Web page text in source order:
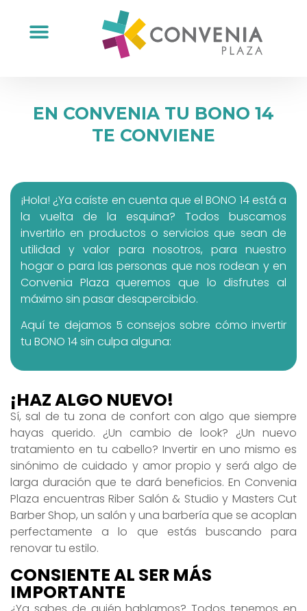
EN CONVENIA TU BONO 14
TE CONVIENE
¡Hola! ¿Ya caíste en cuenta que el BONO 14 está a
la vuelta de la esquina? Todos buscamos
invertirlo en productos o servicios que sean de
utilidad y valor para nosotros, para nuestro
hogar o para las personas que nos rodean y en
Convenia Plaza queremos que lo disfrutes al
máximo sin pasar desapercibido.
Aquí te dejamos 5 consejos sobre cómo invertir
tu BONO 14 sin culpa alguna:
¡HAZ ALGO NUEVO!
Sí, sal de tu zona de confort con algo que siempre
hayas querido. ¿Un cambio de look? ¿Un nuevo
tratamiento en tu cabello? Invertir en uno mismo es
sinónimo de cuidado y amor propio y será algo de
larga duración que te dará beneficios. En Convenia
Plaza encuentras Riber Salón & Studio y Masters Cut
Barber Shop, un salón y una barbería que se acoplan
perfectamente a lo que estás buscando para
renovar tu estilo.
CONSIENTE AL SER MÁS
IMPORTANTE